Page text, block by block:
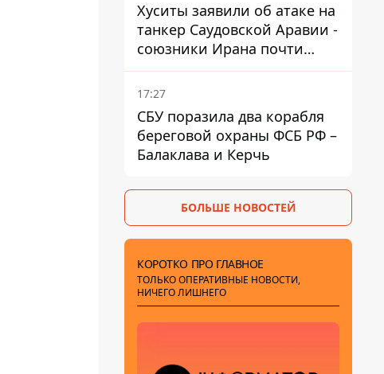
Хуситы заявили об атаке на
танкер Саудовской Аравии -
союзники Ирана почти
закрыли Баб-эль-
Мандебский пролив
17:27
СБУ поразила два корабля
береговой охраны ФСБ РФ –
Балаклава и Керчь
БОЛЬШЕ НОВОСТЕЙ
КОРОТКО ПРО ГЛАВНОЕ
ТОЛЬКО ОПЕРАТИВНЫЕ НОВОСТИ,
НИЧЕГО ЛИШНЕГО